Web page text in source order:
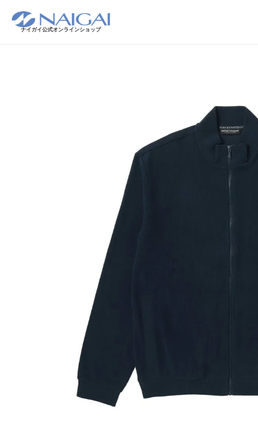
ナイガイ公式オンラインショップ